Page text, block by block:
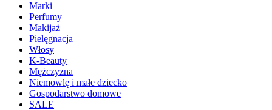
Marki
Perfumy
Makijaż
Pielęgnacja
Włosy
K-Beauty
Mężczyzna
Niemowlę i małe dziecko
Gospodarstwo domowe
SALE